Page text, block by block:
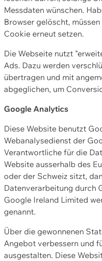
Messdaten wünschen.
Browser gelöscht,
Cookie erneut setzen.
Die Webseite nutzt
Ads. Dazu werden
übertragen und mit
abgeglichen, um
Google Analytics
Diese Website benutzt
Webanalysedienst der
Verantwortliche für die
Website ausserhalb des
oder der Schweiz sitzt,
Datenverarbeitung durch
Google Ireland Limited
genannt.
Über die gewonnenen
Angebot verbessern und
ausgestalten. Diese